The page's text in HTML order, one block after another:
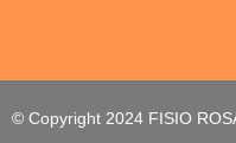
© Copyright 2024 FISIO